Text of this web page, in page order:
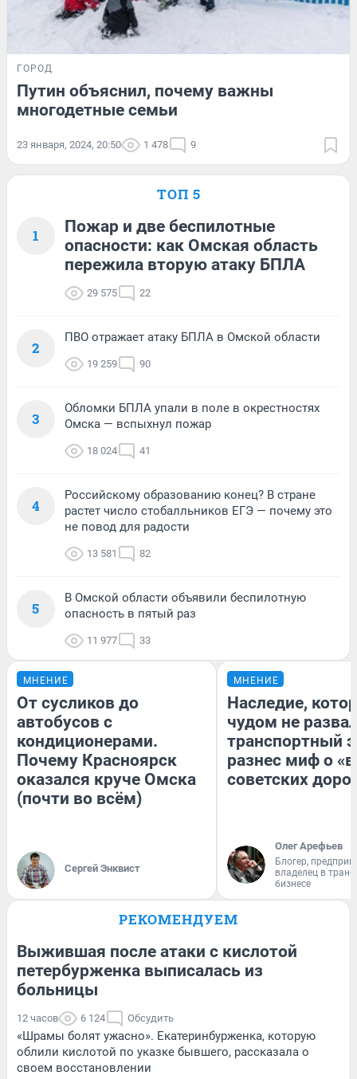
ГОРОД
Путин объяснил, почему важны
многодетные семьи
23 января, 2024, 20:50 1 478 9
ТОП 5
1
Пожар и две беспилотные
опасности: как Омская область
пережила вторую атаку БПЛА
29 575 22
2
ПВО отражает атаку БПЛА в Омской области
19 259 90
3
Обломки БПЛА упали в поле в окрестностях
Омска — вспыхнул пожар
18 024 41
4
Российскому образованию конец? В стране
растет число стобалльников ЕГЭ — почему это
не повод для радости
13 581 82
5
В Омской области объявили беспилотную
опасность в пятый раз
11 977 33
МНЕНИЕ
От сусликов до
автобусов с
кондиционерами.
Почему Красноярск
оказался круче Омска
(почти во всём)
Сергей Энквист
МНЕНИЕ
Наследие,
чудом не
транспортный
разнес миф о
советских
Олег Арефьев
Блогер,
владелец в
бизнесе
РЕКОМЕНДУЕМ
Выжившая после атаки с кислотой
петербурженка выписалась из
больницы
12 часов 6 124 Обсудить
«Шрамы болят ужасно». Екатеринбурженка, которую
облили кислотой по указке бывшего, рассказала о
своем восстановлении